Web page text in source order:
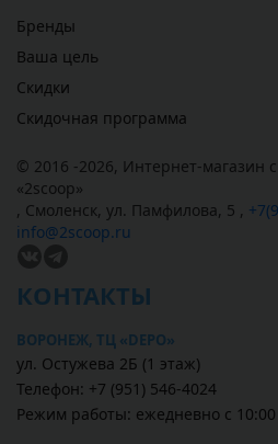
Бренды
Ваша цель
Скидки
Скидочная программа
© 2016 -2026, Интернет-магазин
«2scoop»
, Смоленск, ул. Памфилова, 5 ,
info@2scoop.ru
КОНТАКТЫ
ВОРОНЕЖ, ТЦ «DEPO»
ул. Остужева 2Б (1 этаж)
Телефон: +7 (951) 546-4024
Режим работы: ежедневно с 10:00